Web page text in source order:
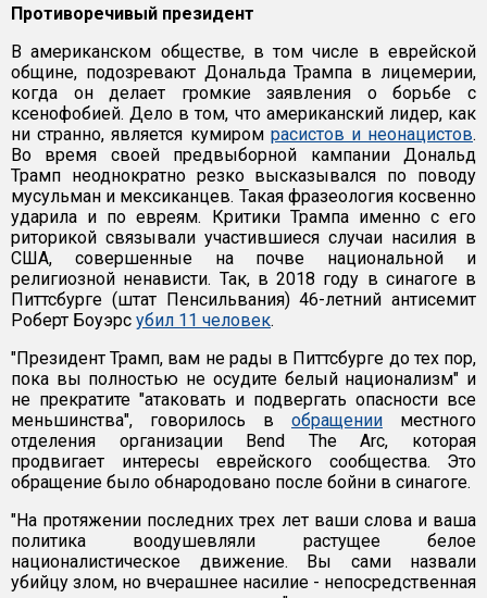
Противоречивый президент
В американском обществе, в том числе в еврейской
общине, подозревают Дональда Трампа в лицемерии,
когда он делает громкие заявления о борьбе с
ксенофобией. Дело в том, что американский лидер, как
ни странно, является кумиром расистов и неонацистов.
Во время своей предвыборной кампании Дональд
Трамп неоднократно резко высказывался по поводу
мусульман и мексиканцев. Такая фразеология косвенно
ударила и по евреям. Критики Трампа именно с его
риторикой связывали участившиеся случаи насилия в
США, совершенные на почве национальной и
религиозной ненависти. Так, в 2018 году в синагоге в
Питтсбурге (штат Пенсильвания) 46-летний антисемит
Роберт Боуэрс убил 11 человек.
"Президент Трамп, вам не рады в Питтсбурге до тех пор,
пока вы полностью не осудите белый национализм" и
не прекратите "атаковать и подвергать опасности все
меньшинства", говорилось в обращении местного
отделения организации Bend The Arc, которая
продвигает интересы еврейского сообщества. Это
обращение было обнародовано после бойни в синагоге.
"На протяжении последних трех лет ваши слова и ваша
политика воодушевляли растущее белое
националистическое движение. Вы сами назвали
убийцу злом, но вчерашнее насилие - непосредственная